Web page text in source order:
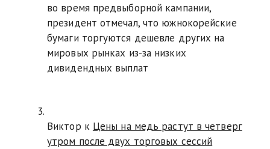
во время предвыборной кампании,
президент отмечал, что южнокорейские
бумаги торгуются дешевле других на
мировых рынках из-за низких
дивидендных выплат
Виктор к Цены на медь растут в четверг
утром после двух торговых сессий